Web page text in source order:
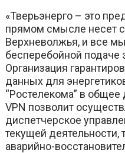
«Тверьэнерго – это
прямом смысле несет
Верхневолжья, и все
бесперебойной подаче
Организация
данных для
“Ростелекома” в
VPN позволит
диспетчерское
текущей деятельности,
аварийно-